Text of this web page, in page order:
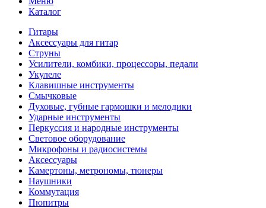
Каталог
Гитары
Аксессуары для гитар
Струны
Усилители, комбики, процессоры, педали
Укулеле
Клавишные инструменты
Смычковые
Духовые, губные гармошки и мелодики
Ударные инструменты
Перкуссия и народные инструменты
Световое оборудование
Микрофоны и радиосистемы
Аксессуары
Камертоны, метрономы, тюнеры
Наушники
Коммутация
Пюпитры